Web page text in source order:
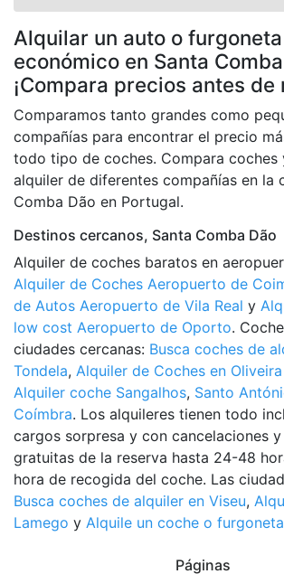
Alquilar un auto o furgoneta
económico en Santa
¡Compara precios antes de
Comparamos tanto grandes como
compañías para encontrar el precio
todo tipo de coches. Compara coches
alquiler de diferentes compañías en la
Comba Dão en Portugal.
Destinos cercanos, Santa Comba Dão
Alquiler de coches baratos en
Alquiler de Coches Aeropuerto de
de Autos Aeropuerto de Vila Real y
low cost Aeropuerto de Oporto.
ciudades cercanas: Busca coches de
Tondela, Alquiler de Coches en
Alquiler coche Sangalhos, Santo
Coímbra. Los alquileres tienen todo
cargos sorpresa y con cancelaciones
gratuitas de la reserva hasta 24-48
hora de recogida del coche. Las
Busca coches de alquiler en Viseu,
Lamego y Alquile un coche o
Páginas